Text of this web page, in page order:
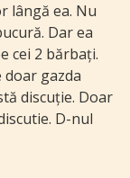
lângă ea. Nu
Dar ea
cei 2 bărbați.
doar gazda
discuție. Doar
D-nul